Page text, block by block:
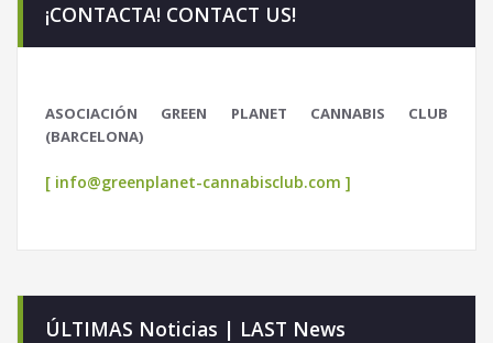
¡CONTACTA! CONTACT US!
ASOCIACIÓN GREEN PLANET CANNABIS CLUB
(BARCELONA)
[ info@greenplanet-cannabisclub.com ]
ÚLTIMAS Noticias | LAST News